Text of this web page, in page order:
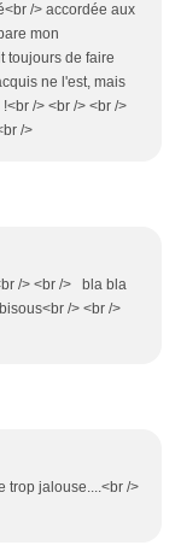
/> accordée aux
mon
toujours de faire
ne l'est, mais
/> <br /> <br />
/>
/> <br /> bla bla
/> <br />
trop jalouse....<br />